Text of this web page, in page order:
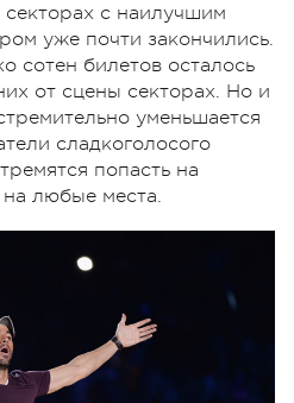
с наилучшим
уже почти закончились.
сотен билетов осталось
от сцены секторах. Но и
уменьшается
сладкоголосого
попасть на
любые места.